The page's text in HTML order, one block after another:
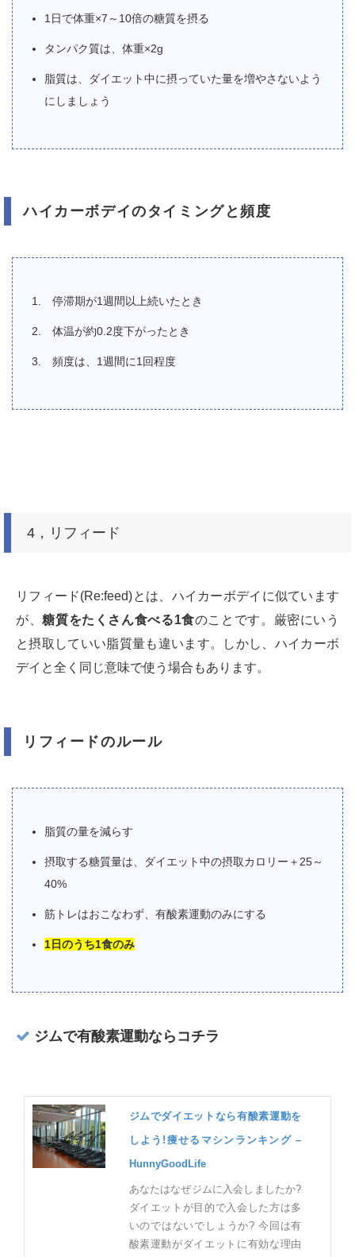
1日で体重×7～10倍の糖質を摂る
タンパク質は、体重×2g
脂質は、ダイエット中に摂っていた量を増やさないよう
にしましょう
ハイカーボデイのタイミングと頻度
停滞期が1週間以上続いたとき
体温が約0.2度下がったとき
頻度は、1週間に1回程度
4，リフィード
リフィード(Re:feed)とは、ハイカーボデイに似ています
が、糖質をたくさん食べる1食のことです。厳密にいう
と摂取していい脂質量も違います。しかし、ハイカーボ
デイと全く同じ意味で使う場合もあります。
リフィードのルール
脂質の量を減らす
摂取する糖質量は、ダイエット中の摂取カロリー＋25～
40%
筋トレはおこなわず、有酸素運動のみにする
1日のうち1食のみ
ジムで有酸素運動ならコチラ
ジムでダイエットなら有酸素運動を
しよう!痩せるマシンランキング –
HunnyGoodLife
あなたはなぜジムに入会しましたか?
ダイエットが目的で入会した方は多
いのではないでしょうか? 今回は有
酸素運動がダイエットに有効な理由